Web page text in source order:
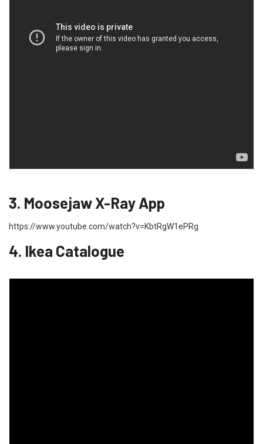
3. Moosejaw X-Ray App
https://www.youtube.com/watch?v=KbtRgW1ePRg
4. Ikea Catalogue